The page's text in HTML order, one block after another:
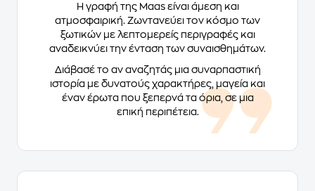
Η γραφή της Maas είναι άμεση και
ατμοσφαιρική. Ζωντανεύει τον κόσμο των
ξωτικών με λεπτομερείς περιγραφές και
αναδεικνύει την ένταση των συναισθημάτων.
Διάβασέ το αν αναζητάς μια συναρπαστική
ιστορία με δυνατούς χαρακτήρες, μαγεία και
έναν έρωτα που ξεπερνά τα όρια, σε μια
επική περιπέτεια.